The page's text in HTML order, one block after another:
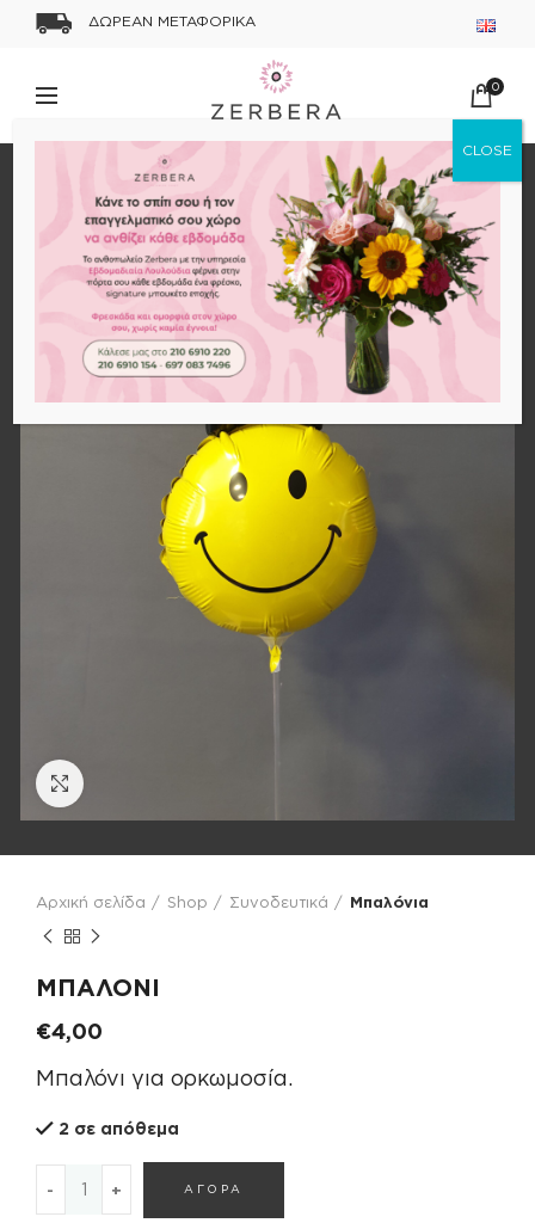
ΔΩΡΕΑΝ ΜΕΤΑΦΟΡΙΚΑ
0
Αρχική σελίδα Shop Συνοδευτικά Μπαλόνια
ΜΠΑΛΟΝΙ
€4,00
Μπαλόνι για ορκωμοσία.
2 σε απόθεμα
ΑΓΟΡΑ